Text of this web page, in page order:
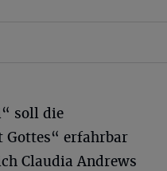
soll die
Gottes“ erfahrbar
Claudia Andrews